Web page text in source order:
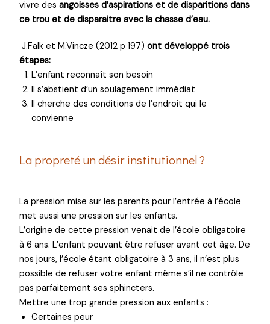
vivre desangoisses d’aspirations et de disparitions dans
ce trou et de disparaitre avec la chasse d’eau.
J.Falk et M.Vincze (2012 p 197)ont développé trois
étapes:
L’enfant reconnaît son besoin
Il s’abstient d’un soulagement immédiat
Il cherche des conditions de l’endroit qui le
convienne
La propreté un désir institutionnel ?
La pression mise sur les parents pour l’entrée à l’école
met aussi une pression sur les enfants.
L’origine de cette pression venait de l’école obligatoire
à 6 ans. L’enfant pouvant être refuser avant cet âge. De
nos jours, l’école étant obligatoire à 3 ans, il n’est plus
possible de refuser votre enfant même s’il ne contrôle
pas parfaitement ses sphincters.
Mettre une trop grande pression aux enfants :
Certaines peur